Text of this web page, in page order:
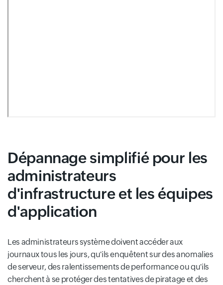
Dépannage simplifié pour les
administrateurs
d'infrastructure et les équipes
d'application
Les administrateurs système doivent accéder aux
journaux tous les jours, qu'ils enquêtent sur des anomalies
de serveur, des ralentissements de performance ou qu'ils
cherchent à se protéger des tentatives de piratage et des